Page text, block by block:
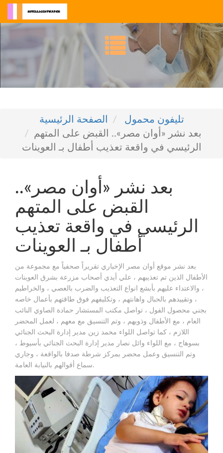
الصفحة الرئيسية
تليفون محمول
بعد نشر «أوان مصر».. القبض على المتهم
الرئيسي في واقعة تعذيب أطفال بـ العوينات
بعد نشر «أوان مصر»..
القبض على المتهم
الرئيسي في واقعة تعذيب
أطفال بـ العوينات
بعد نشر موقع أوان مصر الإخباري تقريراً صحفياً مع مجموعة من
الأطفال الذين تم تعذيبهم ، علي أيدي أصحاب مزرعة بشرق العوينات
، والاعتداء عليهم بأبشع انواع التعذيب والضرب بالعصي ، والخراطيم
، وتقييدهم بالحبال واهانتهم ، وتكليفهم فوق طاقتهم بأعمال خاصه
بجني محصول الفول ، تواصل مكتب المستشار حمادة الصاوي النائب
العام ، مع الأطفال وذويهم ، وتم التنسيق مع معهم ، لعمل المحضر
اللازم ، كما تواصل اللواء محمد زين مدير إدارة البحث الجنائي
بسوهاج ، مع اللواء وائل نصار مدير إدارة البحث الجنائي بأسيوط ،
وتم التنسيق وعمل محضر بمركز شرطة صدفا بالواقعة ، وجاري
سماع أقوالهم بالنيابة العامة.